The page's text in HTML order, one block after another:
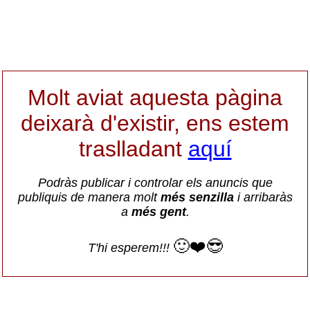
Molt aviat aquesta pàgina
deixarà d'existir, ens estem
traslladant aquí
Podràs publicar i controlar els anuncis que
publiquis de manera molt més senzillai arribaràs
a més gent.
T'hi esperem!!! 🙂❤️😎